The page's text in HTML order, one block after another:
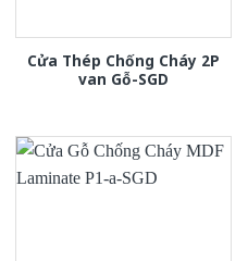
Cửa Thép Chống Cháy 2P
van Gỗ-SGD